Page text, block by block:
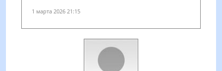
1 марта 2026 21:15